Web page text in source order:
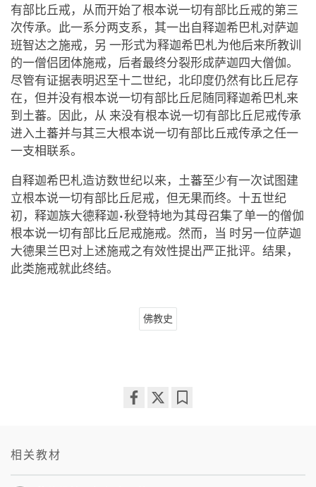
有部比丘戒，从而开始了根本说一切有部比丘戒的第三
次传承。此一系分两支系，其一出自释迦希巴札对萨迦
班智达之施戒，另 一形式为释迦希巴札为他后来所教训
的一僧侣团体施戒，后者最终分裂形成萨迦四大僧伽。
尽管有证据表明迟至十二世纪，北印度仍然有比丘尼存
在，但并没有根本说一切有部比丘尼随同释迦希巴札来
到土蕃。因此，从 来没有根本说一切有部比丘尼戒传承
进入土蕃并与其三大根本说一切有部比丘戒传承之任一
一支相联系。
自释迦希巴札造访数世纪以来，土蕃至少有一次试图建
立根本说一切有部比丘尼戒，但无果而终。十五世纪
初，释迦族大德释迦•秋登特地为其母召集了单一的僧伽
根本说一切有部比丘尼戒施戒。然而，当 时另一位萨迦
大德果兰巴对上述施戒之有效性提出严正批评。结果，
此类施戒就此终结。
佛教史
相关教材